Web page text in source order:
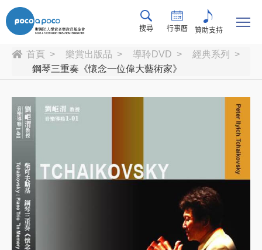
搜尋 行事曆 贊助支持
首頁 樂賞出版品 導聆DVD
經典系列
鋼琴三重奏《懷念一位偉大藝術家》